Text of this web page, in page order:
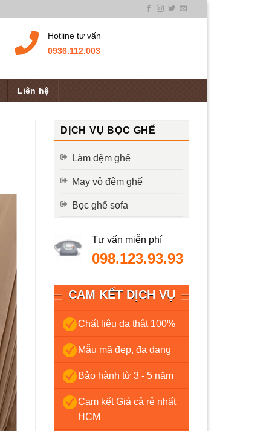
Hotline tư vấn
0936.112.003
Liên hệ
DỊCH VỤ BỌC GHẾ
Làm đệm ghế
May vỏ đệm ghế
Bọc ghế sofa
Tư vấn miễn phí
098.123.93.93
CAM KẾT DỊCH VỤ
Chất liệu da thật 100%
Mẫu mã đẹp, đa dạng
Bảo hành từ 3 - 5 năm
Cam kết Giá cả rẻ nhất
HCM